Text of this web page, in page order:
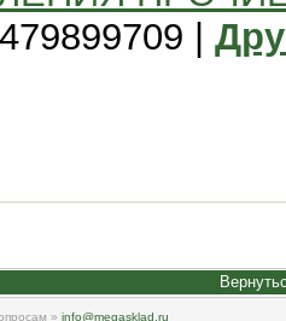
|
» info@megasklad.ru